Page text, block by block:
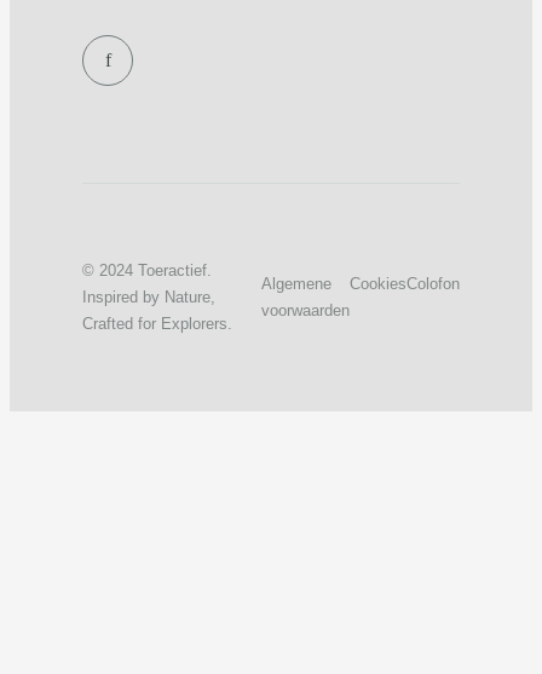
f
© 2024 Toeractief.
Inspired by Nature,
Crafted for Explorers.
Algemene
voorwaarden
CookiesColofon